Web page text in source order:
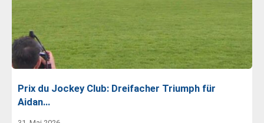
Prix du Jockey Club: Dreifacher Triumph für
Aidan…